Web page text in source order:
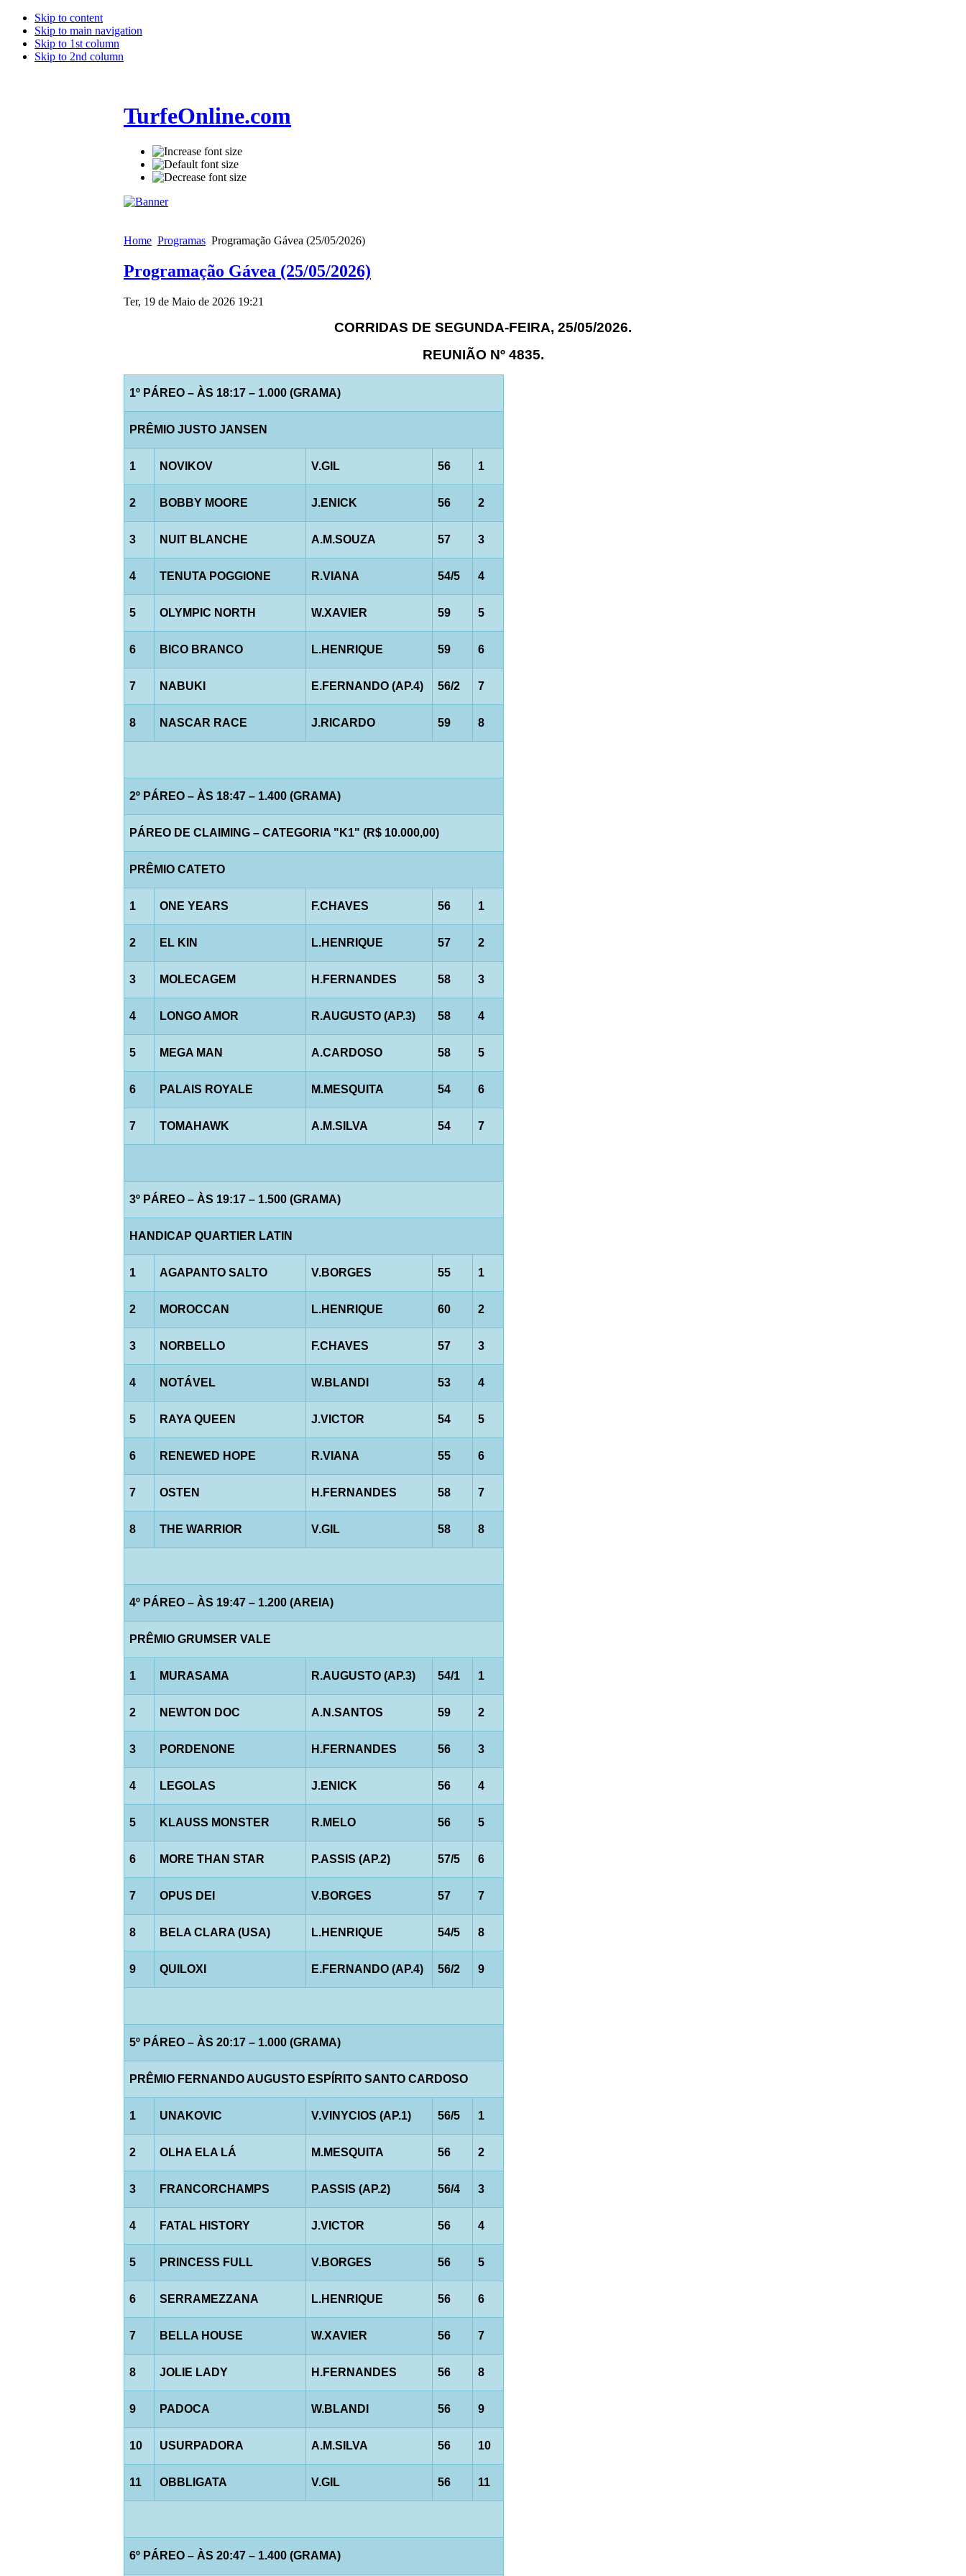
Skip to content
Skip to main navigation
Skip to 1st column
Skip to 2nd column
TurfeOnline.com
Home Programas Programação Gávea (25/05/2026)
Programação Gávea (25/05/2026)
Ter, 19 de Maio de 2026 19:21
CORRIDAS DE SEGUNDA-FEIRA, 25/05/2026.
REUNIÃO Nº 4835.
1º PÁREO – ÀS 18:17 – 1.000 (GRAMA)
PRÊMIO JUSTO JANSEN
1 NOVIKOV V.GIL 56 1
2 BOBBY MOORE J.ENICK 56 2
3 NUIT BLANCHE A.M.SOUZA 57 3
4 TENUTA POGGIONE R.VIANA 54/5 4
5 OLYMPIC NORTH W.XAVIER 59 5
6 BICO BRANCO L.HENRIQUE 59 6
7 NABUKI E.FERNANDO (AP.4) 56/2 7
8 NASCAR RACE J.RICARDO 59 8
2º PÁREO – ÀS 18:47 – 1.400 (GRAMA)
PÁREO DE CLAIMING – CATEGORIA "K1" (R$ 10.000,00)
PRÊMIO CATETO
1 ONE YEARS F.CHAVES 56 1
2 EL KIN L.HENRIQUE 57 2
3 MOLECAGEM H.FERNANDES 58 3
4 LONGO AMOR R.AUGUSTO (AP.3) 58 4
5 MEGA MAN A.CARDOSO 58 5
6 PALAIS ROYALE M.MESQUITA 54 6
7 TOMAHAWK A.M.SILVA 54 7
3º PÁREO – ÀS 19:17 – 1.500 (GRAMA)
HANDICAP QUARTIER LATIN
1 AGAPANTO SALTO V.BORGES 55 1
2 MOROCCAN L.HENRIQUE 60 2
3 NORBELLO F.CHAVES 57 3
4 NOTÁVEL W.BLANDI 53 4
5 RAYA QUEEN J.VICTOR 54 5
6 RENEWED HOPE R.VIANA 55 6
7 OSTEN H.FERNANDES 58 7
8 THE WARRIOR V.GIL 58 8
4º PÁREO – ÀS 19:47 – 1.200 (AREIA)
PRÊMIO GRUMSER VALE
1 MURASAMA R.AUGUSTO (AP.3) 54/1 1
2 NEWTON DOC A.N.SANTOS 59 2
3 PORDENONE H.FERNANDES 56 3
4 LEGOLAS J.ENICK 56 4
5 KLAUSS MONSTER R.MELO 56 5
6 MORE THAN STAR P.ASSIS (AP.2) 57/5 6
7 OPUS DEI V.BORGES 57 7
8 BELA CLARA (USA) L.HENRIQUE 54/5 8
9 QUILOXI E.FERNANDO (AP.4) 56/2 9
5º PÁREO – ÀS 20:17 – 1.000 (GRAMA)
PRÊMIO FERNANDO AUGUSTO ESPÍRITO SANTO CARDOSO
1 UNAKOVIC V.VINYCIOS (AP.1) 56/5 1
2 OLHA ELA LÁ M.MESQUITA 56 2
3 FRANCORCHAMPS P.ASSIS (AP.2) 56/4 3
4 FATAL HISTORY J.VICTOR 56 4
5 PRINCESS FULL V.BORGES 56 5
6 SERRAMEZZANA L.HENRIQUE 56 6
7 BELLA HOUSE W.XAVIER 56 7
8 JOLIE LADY H.FERNANDES 56 8
9 PADOCA W.BLANDI 56 9
10 USURPADORA A.M.SILVA 56 10
11 OBBLIGATA V.GIL 56 11
6º PÁREO – ÀS 20:47 – 1.400 (GRAMA)